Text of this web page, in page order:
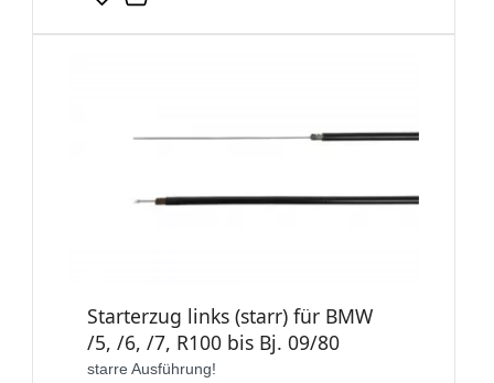
Starterzug links (starr) für BMW
/5, /6, /7, R100 bis Bj. 09/80
starre Ausführung!